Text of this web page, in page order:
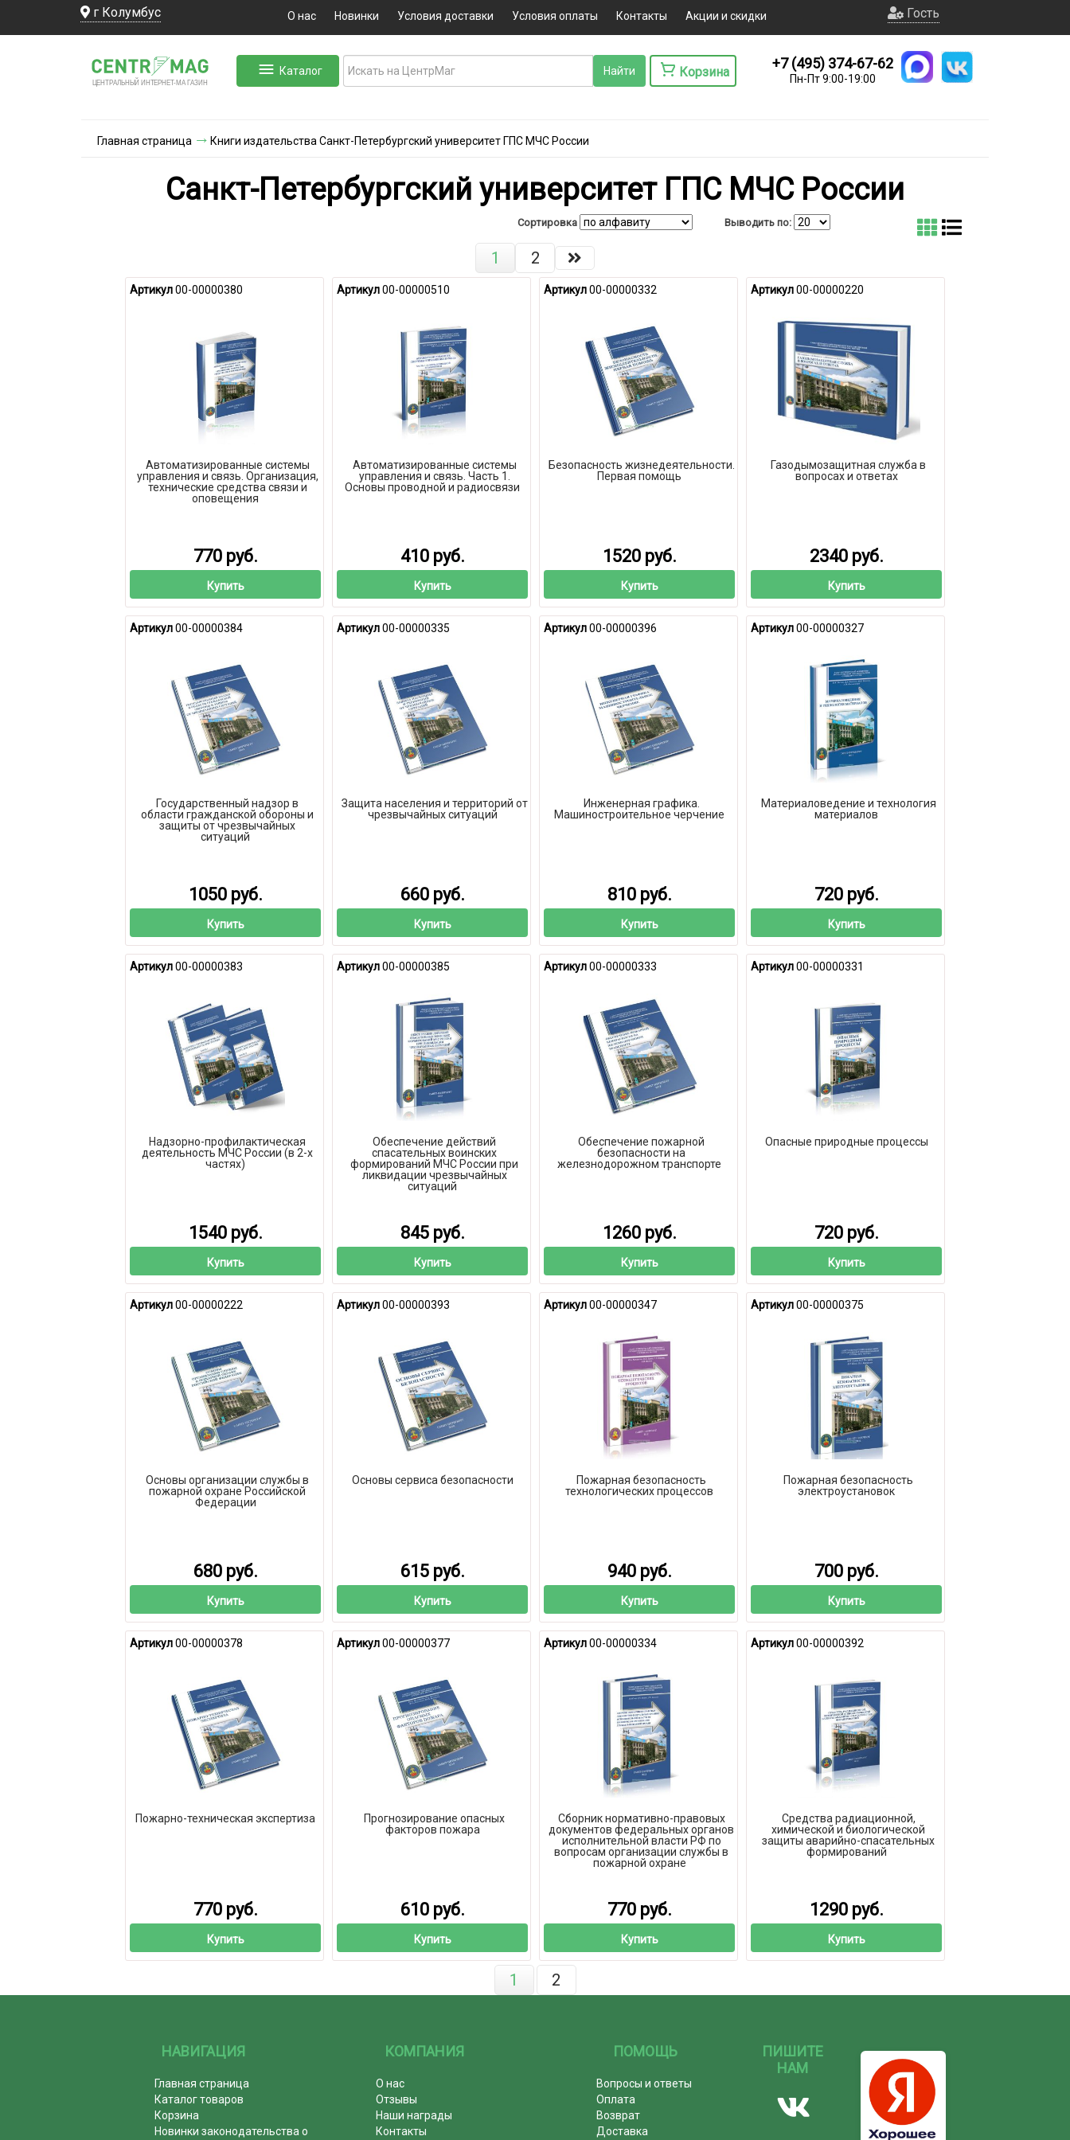
г Колумбус О нас Новинки Условия доставки Условия оплаты Контакты Акции и скидки Гость
ЦЕНТРАЛЬНЫЙ ИНТЕРНЕТ-МА ГАЗИН
Каталог Корзина
+7 (495) 374-67-62
Пн-Пт 9:00-19:00
Главная страница Книги издательства Санкт-Петербургский университет ГПС МЧС России
Санкт-Петербургский университет ГПС МЧС России
Сортировка Выводить по:
1 2
Артикул00-00000380
Автоматизированные системы
управления и связь. Организация,
технические средства связи и
оповещения
770 руб.
Купить
Артикул00-00000510
Автоматизированные системы
управления и связь. Часть 1.
Основы проводной и радиосвязи
410 руб.
Купить
Артикул00-00000332
Безопасность жизнедеятельности.
Первая помощь
1520 руб.
Купить
Артикул00-00000220
Газодымозащитная служба в
вопросах и ответах
2340 руб.
Купить
Артикул00-00000384
Государственный надзор в
области гражданской обороны и
защиты от чрезвычайных
ситуаций
1050 руб.
Купить
Артикул00-00000335
Защита населения и территорий от
чрезвычайных ситуаций
660 руб.
Купить
Артикул00-00000396
Инженерная графика.
Машиностроительное черчение
810 руб.
Купить
Артикул00-00000327
Материаловедение и технология
материалов
720 руб.
Купить
Артикул00-00000383
Надзорно-профилактическая
деятельность МЧС России (в 2-х
частях)
1540 руб.
Купить
Артикул00-00000385
Обеспечение действий
спасательных воинских
формирований МЧС России при
ликвидации чрезвычайных
ситуаций
845 руб.
Купить
Артикул00-00000333
Обеспечение пожарной
безопасности на
железнодорожном транспорте
1260 руб.
Купить
Артикул00-00000331
Опасные природные процессы
720 руб.
Купить
Артикул00-00000222
Основы организации службы в
пожарной охране Российской
Федерации
680 руб.
Купить
Артикул00-00000393
Основы сервиса безопасности
615 руб.
Купить
Артикул00-00000347
Пожарная безопасность
технологических процессов
940 руб.
Купить
Артикул00-00000375
Пожарная безопасность
электроустановок
700 руб.
Купить
Артикул00-00000378
Пожарно-техническая экспертиза
770 руб.
Купить
Артикул00-00000377
Прогнозирование опасных
факторов пожара
610 руб.
Купить
Артикул00-00000334
Сборник нормативно-правовых
документов федеральных органов
исполнительной власти РФ по
вопросам организации службы в
пожарной охране
770 руб.
Купить
Артикул00-00000392
Средства радиационной,
химической и биологической
защиты аварийно-спасательных
формирований
1290 руб.
Купить
1 2
НАВИГАЦИЯ
Главная страница
Каталог товаров
Корзина
Новинки законодательства о
КОМПАНИЯ
О нас
Отзывы
Наши награды
Контакты
ПОМОЩЬ
Вопросы и ответы
Оплата
Возврат
Доставка
ПИШИТЕ
НАМ